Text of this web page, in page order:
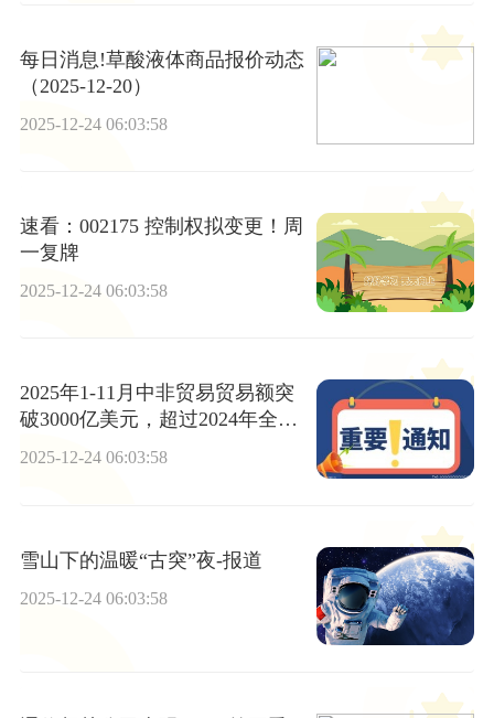
每日消息!草酸液体商品报价动态
（2025-12-20）
2025-12-24 06:03:58
速看：002175 控制权拟变更！周
一复牌
2025-12-24 06:03:58
2025年1-11月中非贸易贸易额突
破3000亿美元，超过2024年全年
总和
2025-12-24 06:03:58
雪山下的温暖“古突”夜-报道
2025-12-24 06:03:58